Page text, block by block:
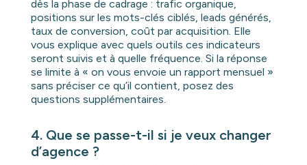
dès la phase de cadrage : trafic organique,
positions sur les mots-clés ciblés, leads générés,
taux de conversion, coût par acquisition. Elle
vous explique avec quels outils ces indicateurs
seront suivis et à quelle fréquence. Si la réponse
se limite à « on vous envoie un rapport mensuel »
sans préciser ce qu’il contient, posez des
questions supplémentaires.
4. Que se passe-t-il si je veux changer
d’agence ?